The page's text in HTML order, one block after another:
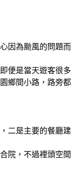
因為颱風的問題而
便是當天遊客很多
鄉間小路，路旁都
二是主要的餐廳建
院，不過裡頭空間